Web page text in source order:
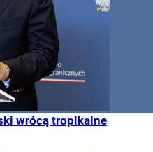
wrócą tropikalne